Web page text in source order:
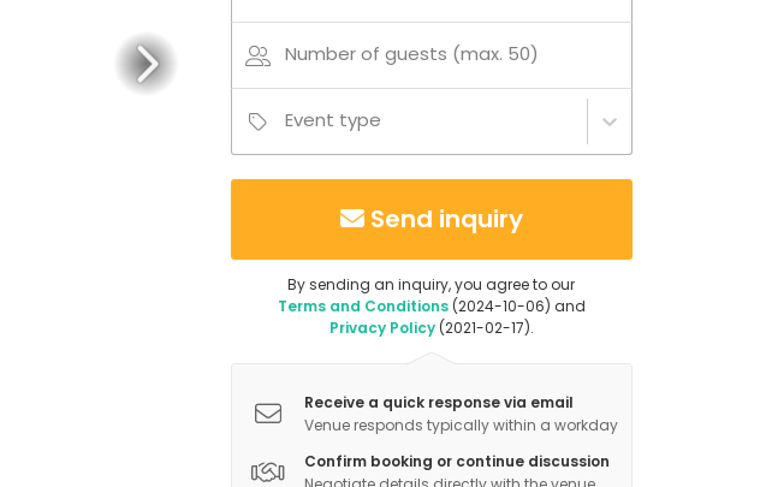
Number of guests (max. 50)
Event type
Send inquiry
By sending an inquiry, you agree to our
Terms and Conditions(2024-10-06) and
Privacy Policy(2021-02-17).
Receive a quick response via email
Venue responds typically within a workday
Confirm booking or continue discussion